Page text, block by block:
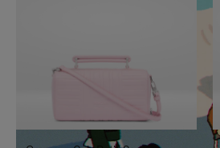
PAUSE,
APPUYEZ
SUR
DÉSACTIVÉ.
VEUILLEZ